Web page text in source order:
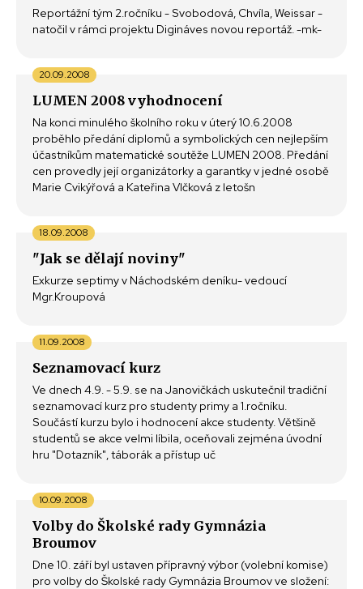
Reportážní tým 2.ročníku - Svobodová, Chvíla, Weissar -
natočil v rámci projektu Digináves novou reportáž. -mk-
LUMEN 2008 vyhodnocení
20.09.2008
Na konci minulého školního roku v úterý 10.6.2008
proběhlo předání diplomů a symbolických cen nejlepším
účastníkům matematické soutěže LUMEN 2008. Předání
cen provedly její organizátorky a garantky v jedné osobě
Marie Cvikýřová a Kateřina Vlčková z letošn
"Jak se dělají noviny"
18.09.2008
Exkurze septimy v Náchodském deníku- vedoucí
Mgr.Kroupová
Seznamovací kurz
11.09.2008
Ve dnech 4.9. - 5.9. se na Janovičkách uskutečnil tradiční
seznamovací kurz pro studenty primy a 1.ročníku.
Součástí kurzu bylo i hodnocení akce studenty. Většině
studentů se akce velmi líbila, oceňovali zejména úvodní
hru "Dotazník", táborák a přístup uč
Volby do Školské rady Gymnázia
Broumov
10.09.2008
Dne 10. září byl ustaven přípravný výbor (volební komise)
pro volby do Školské rady Gymnázia Broumov ve složení: